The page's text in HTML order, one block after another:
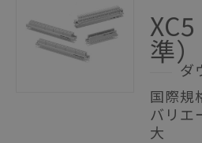
準）
ダ
国際規
バリエ
大